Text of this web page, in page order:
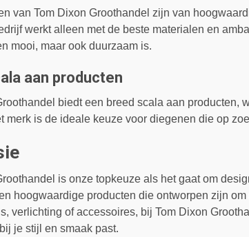
van Tom Dixon Groothandel zijn van
werkt alleen met de beste materialen en
mooi, maar ook duurzaam is.
aan producten
biedt een breed scala aan producten,
merk is de ideale keuze voor diegenen die op
is onze topkeuze als het gaat om
hoogwaardige producten die ontworpen zijn
verlichting of accessoires, bij Tom Dixon
je stijl en smaak past.